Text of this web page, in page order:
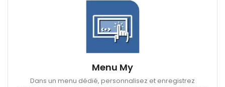
Menu My
Dans un menu dédié, personnalisez et enregistrez